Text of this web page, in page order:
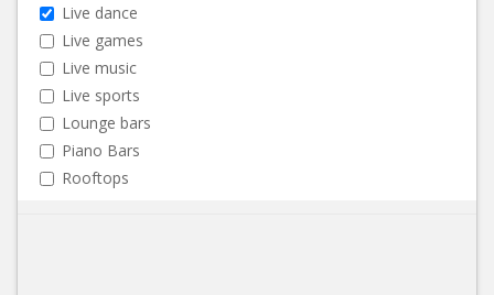
Live dance
Live games
Live music
Live sports
Lounge bars
Piano Bars
Rooftops